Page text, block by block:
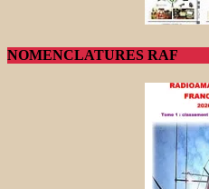
NOMENCLATURES RAF